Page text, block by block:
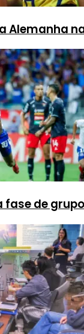
Alemanha
fase de